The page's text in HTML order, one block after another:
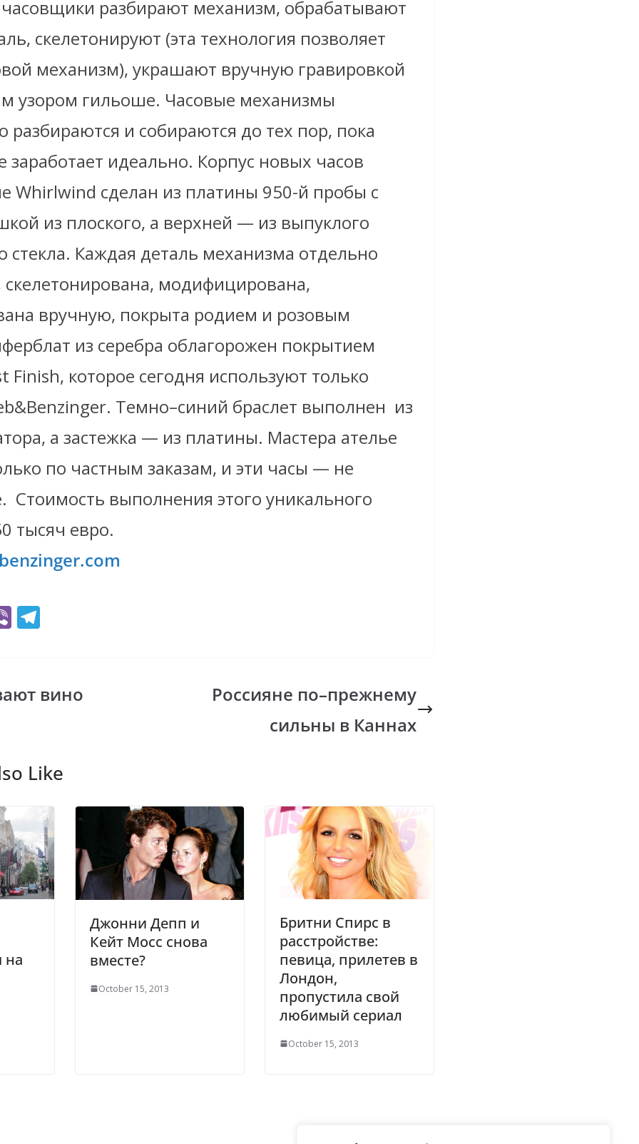
разбирают механизм, обрабатывают
скелетонируют (эта технология позволяет
механизм), украшают вручную гравировкой
узором гильоше. Часовые механизмы
разбираются и собираются до тех пор, пока
заработает идеально. Корпус новых часов
Whirlwind сделан из платины 950-й пробы с
из плоского, а верхней — из выпуклого
стекла. Каждая деталь механизма отдельно
скелетонирована, модифицирована,
вручную, покрыта родием и розовым
из серебра облагорожен покрытием
Finish, которое сегодня используют только
Темно–синий браслет выполнен из
а застежка — из платины. Мастера ателье
по частным заказам, и эти часы — не
Стоимость выполнения этого уникального
тысяч евро.
Vi
gr
a
вино
Россияне по–прежнему
сильны в Каннах
Like
на
Джонни Депп и
Кейт Мосс снова
вместе?
October 15, 2013
Бритни Спирс в
расстройстве:
певица, прилетев в
Лондон,
пропустила свой
любимый сериал
October 15, 2013